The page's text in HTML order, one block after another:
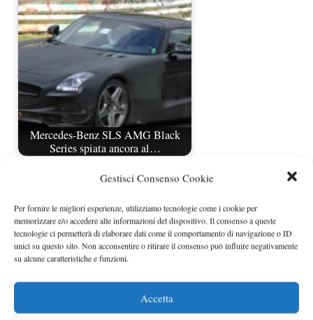
Gestisci Consenso Cookie
Per fornire le migliori esperienze, utilizziamo tecnologie come i cookie per
memorizzare e/o accedere alle informazioni del dispositivo. Il consenso a queste
tecnologie ci permetterà di elaborare dati come il comportamento di navigazione o ID
unici su questo sito. Non acconsentire o ritirare il consenso può influire negativamente
su alcune caratteristiche e funzioni.
Accetta
Mercedes-Benz SLS AMG Black
Series spiata ancora al…